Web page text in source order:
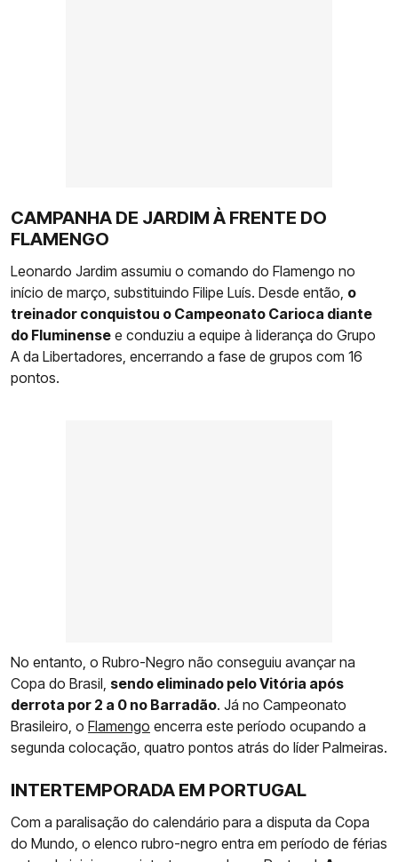
CAMPANHA DE JARDIM À FRENTE DO
FLAMENGO
Leonardo Jardim assumiu o comando do Flamengo no
início de março, substituindo Filipe Luís. Desde então, o
treinador conquistou o Campeonato Carioca diante
do Fluminense e conduziu a equipe à liderança do Grupo
A da Libertadores, encerrando a fase de grupos com 16
pontos.
No entanto, o Rubro-Negro não conseguiu avançar na
Copa do Brasil, sendo eliminado pelo Vitória após
derrota por 2 a 0 no Barradão. Já no Campeonato
Brasileiro, o Flamengo encerra este período ocupando a
segunda colocação, quatro pontos atrás do líder Palmeiras.
INTERTEMPORADA EM PORTUGAL
Com a paralisação do calendário para a disputa da Copa
do Mundo, o elenco rubro-negro entra em período de férias